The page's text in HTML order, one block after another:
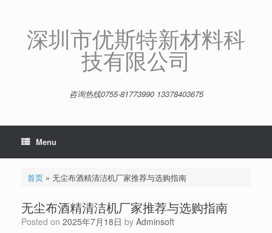
深圳市优斯特新材料科
技有限公司
咨询热线0755-81773990 13378403675
Menu
首页» 无尘布酒精清洁机厂家推荐与选购指南
无尘布酒精清洁机厂家推荐与选购指南
Posted on 2025年7月18日 by Adminsoft